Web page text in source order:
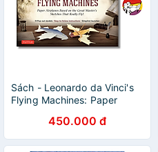
Sách - Leonardo da Vinci's
Flying Machines: Paper
Great Master's Sketches
450.000 đ